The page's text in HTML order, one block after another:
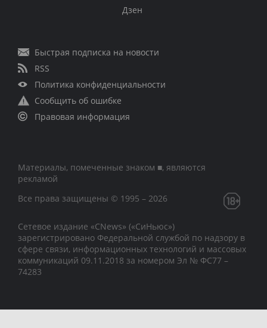
Дзен
Быстрая подписка на новости
RSS
Политика конфиденциальности
Сообщить об ошибке
Правовая информация
Материалы, помеченные знаком ■, являются
рекламой
Все права защищены © 1995 – 2026
Сетевое издание «CNews» («СиНьюс»)
зарегистрировано Федеральной службой по надзору в
сфере связи, информационных технологий и массовых
коммуникаций 09.11.2018 за номером Эл № ФС77 –
74283